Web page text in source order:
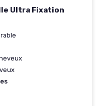
Ultra Fixation